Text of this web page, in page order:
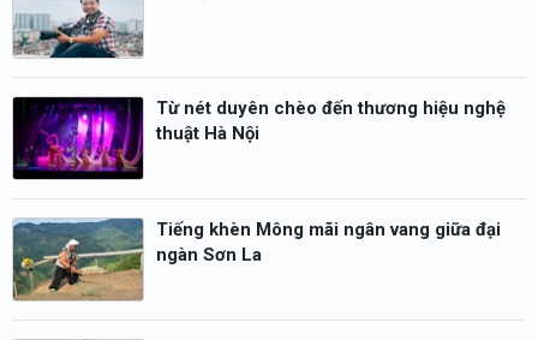
Từ nét duyên chèo đến thương hiệu nghệ
thuật Hà Nội
Tiếng khèn Mông mãi ngân vang giữa đại
ngàn Sơn La